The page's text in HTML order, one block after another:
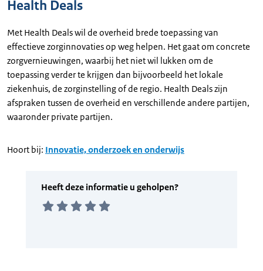
Health Deals
Met Health Deals wil de overheid brede toepassing van
effectieve zorginnovaties op weg helpen. Het gaat om concrete
zorgvernieuwingen, waarbij het niet wil lukken om de
toepassing verder te krijgen dan bijvoorbeeld het lokale
ziekenhuis, de zorginstelling of de regio. Health Deals zijn
afspraken tussen de overheid en verschillende andere partijen,
waaronder private partijen.
Hoort bij: Innovatie, onderzoek en onderwijs